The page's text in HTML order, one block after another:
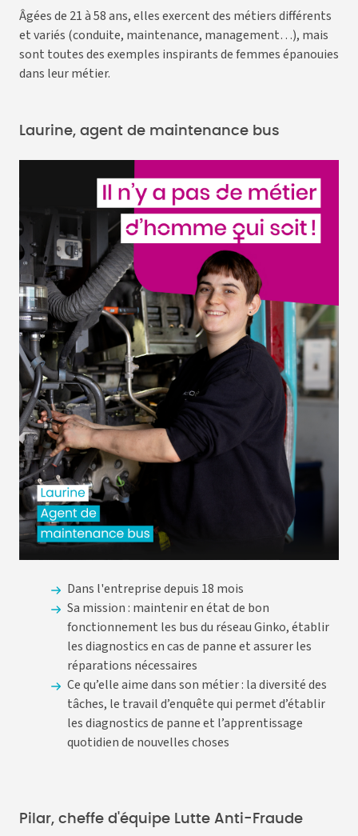
Âgées de 21 à 58 ans, elles exercent des métiers différents
et variés (conduite, maintenance, management…), mais
sont toutes des exemples inspirants de femmes épanouies
dans leur métier.
Laurine, agent de maintenance bus
Dans l'entreprise depuis 18 mois
Sa mission : maintenir en état de bon
fonctionnement les bus du réseau Ginko, établir
les diagnostics en cas de panne et assurer les
réparations nécessaires
Ce qu’elle aime dans son métier : la diversité des
tâches, le travail d’enquête qui permet d’établir
les diagnostics de panne et l’apprentissage
quotidien de nouvelles choses
Pilar, cheffe d'équipe Lutte Anti-Fraude